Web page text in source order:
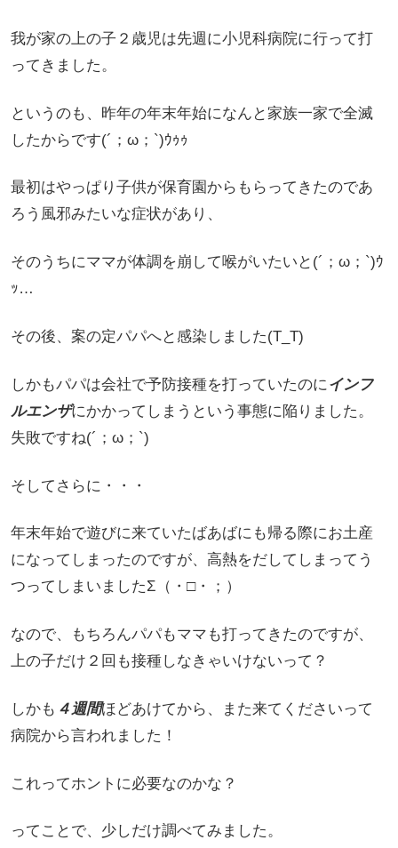
我が家の上の子２歳児は先週に小児科病院に行って打
ってきました。
というのも、昨年の年末年始になんと家族一家で全滅
したからです(´；ω；`)ｳｩｩ
最初はやっぱり子供が保育園からもらってきたのであ
ろう風邪みたいな症状があり、
そのうちにママが体調を崩して喉がいたいと(´；ω；`)ｳ
ｯ…
その後、案の定パパへと感染しました(T_T)
しかもパパは会社で予防接種を打っていたのに インフ
ルエンザにかかってしまうという事態に陥りました。
失敗ですね(´；ω；`)
そしてさらに・・・
年末年始で遊びに来ていたばあばにも帰る際にお土産
になってしまったのですが、高熱をだしてしまってう
つってしまいましたΣ（・□・；）
なので、もちろんパパもママも打ってきたのですが、
上の子だけ２回も接種しなきゃいけないって？
しかも ４週間ほどあけてから、また来てくださいって
病院から言われました！
これってホントに必要なのかな？
ってことで、少しだけ調べてみました。